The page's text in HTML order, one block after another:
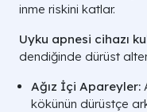
inme riskini katlar.
Uyku apnesi cihazı
dendiğinde dürüst
Ağız İçi Apareyler:
kökünün dürüstçe